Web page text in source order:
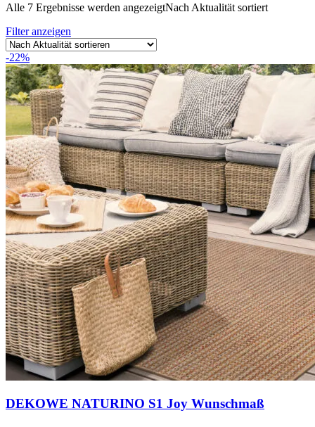
Alle 7 Ergebnisse werden angezeigtNach Aktualität sortiert
Filter anzeigen
-22%
DEKOWE NATURINO S1 Joy Wunschmaß